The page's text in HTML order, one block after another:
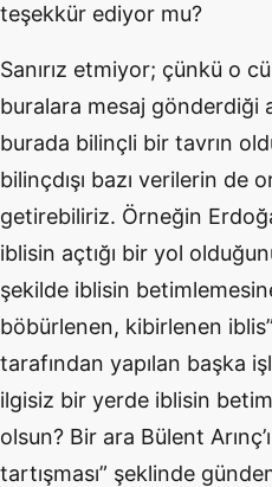
teşekkür ediyor mu?
Sanırız etmiyor; çünkü o
buralara mesaj gönderdiği
burada bilinçli bir tavrın
bilinçdışı bazı verilerin de
getirebiliriz. Örneğin
iblisin açtığı bir yol
şekilde iblisin
böbürlenen, kibirlenen
tarafından yapılan başka
ilgisiz bir yerde iblisin
olsun? Bir ara Bülent
tartışması” şeklinde